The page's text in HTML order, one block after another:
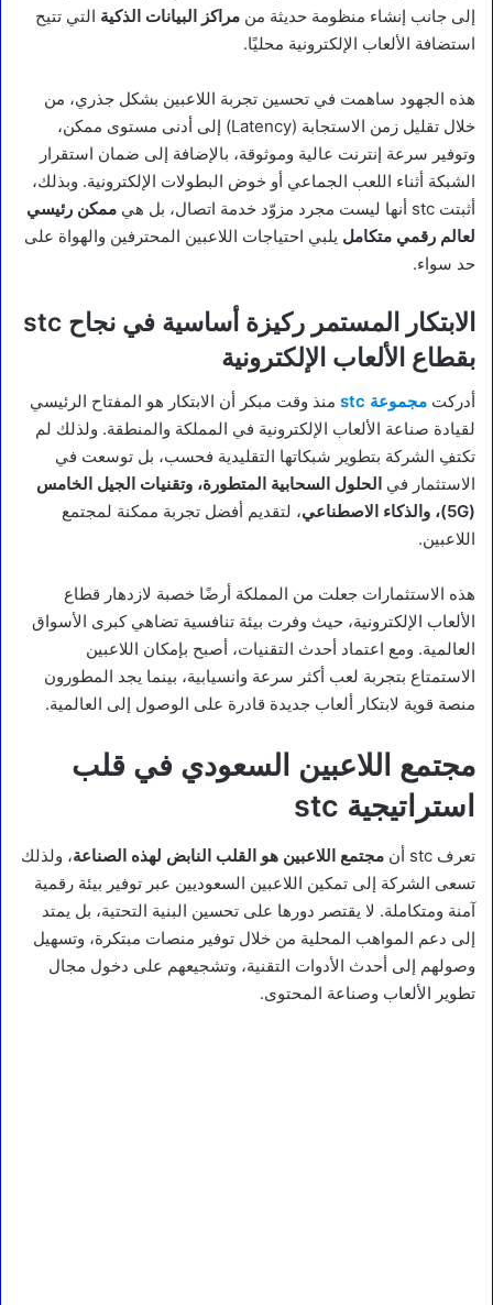
إلى جانب إنشاء منظومة حديثة من مراكز البيانات الذكية التي تتيح
استضافة الألعاب الإلكترونية محليًا.
هذه الجهود ساهمت في تحسين تجربة اللاعبين بشكل جذري، من
خلال تقليل زمن الاستجابة (Latency) إلى أدنى مستوى ممكن،
وتوفير سرعة إنترنت عالية وموثوقة، بالإضافة إلى ضمان استقرار
الشبكة أثناء اللعب الجماعي أو خوض البطولات الإلكترونية. وبذلك،
أثبتت stc أنها ليست مجرد مزوّد خدمة اتصال، بل هي
ممكن رئيسي
لعالم رقمي متكامل يلبي احتياجات اللاعبين المحترفين والهواة على
حد سواء.
الابتكار المستمر ركيزة أساسية في نجاح stc
بقطاع الألعاب الإلكترونية
أدركت مجموعة stc
منذ وقت مبكر أن الابتكار هو المفتاح الرئيسي
لقيادة صناعة الألعاب الإلكترونية في المملكة والمنطقة. ولذلك لم
تكتفِ الشركة بتطوير شبكاتها التقليدية فحسب، بل توسعت في
الاستثمار في الحلول السحابية المتطورة، وتقنيات الجيل الخامس
(5G)، والذكاء الاصطناعي
، لتقديم أفضل تجربة ممكنة لمجتمع
اللاعبين.
هذه الاستثمارات جعلت من المملكة أرضًا خصبة لازدهار قطاع
الألعاب الإلكترونية، حيث وفرت بيئة تنافسية تضاهي كبرى الأسواق
العالمية. ومع اعتماد أحدث التقنيات، أصبح بإمكان اللاعبين
الاستمتاع بتجربة لعب أكثر سرعة وانسيابية، بينما يجد المطورون
منصة قوية لابتكار ألعاب جديدة قادرة على الوصول إلى العالمية.
مجتمع اللاعبين السعودي في قلب
استراتيجية stc
تعرف stc أن مجتمع اللاعبين هو القلب النابض لهذه الصناعة، ولذلك
تسعى الشركة إلى تمكين اللاعبين السعوديين عبر توفير بيئة رقمية
آمنة ومتكاملة. لا يقتصر دورها على تحسين البنية التحتية، بل يمتد
إلى دعم المواهب المحلية من خلال توفير منصات مبتكرة، وتسهيل
وصولهم إلى أحدث الأدوات التقنية، وتشجيعهم على دخول مجال
تطوير الألعاب وصناعة المحتوى.